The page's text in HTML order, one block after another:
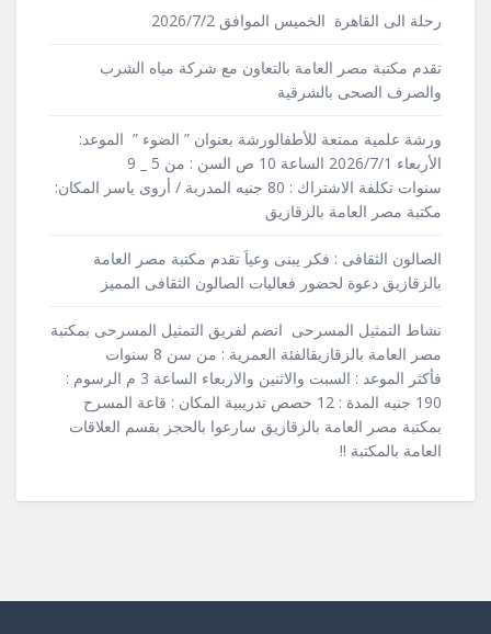
رحلة الى القاهرة الخميس الموافق 2026/7/2
تقدم مكتبة مصر العامة بالتعاون مع شركة مياه الشرب
والصرف الصحى بالشرقية
ورشة علمية ممتعة للأطفالورشة بعنوان ” الضوء ” الموعد:
الأربعاء 2026/7/1 الساعة 10 ص السن : من 5 _ 9
سنوات تكلفة الاشتراك : 80 جنيه المدربة / أروى ياسر المكان:
مكتبة مصر العامة بالزقازيق
الصالون الثقافى : فكر يبنى وعياَ تقدم مكتبة مصر العامة
بالزقازيق دعوة لحضور فعاليات الصالون الثقافى المميز
نشاط التمثيل المسرحى انضم لفريق التمثيل المسرحى بمكتبة
مصر العامة بالزقازيقالفئة العمرية : من سن 8 سنوات
فأكثر الموعد : السبت والاثنين والاربعاء الساعة 3 م الرسوم :
190 جنيه المدة : 12 حصص تدريبية المكان : قاعة المسرح
بمكتبة مصر العامة بالزقازيق سارعوا بالحجز بقسم العلاقات
العامة بالمكتبة !!